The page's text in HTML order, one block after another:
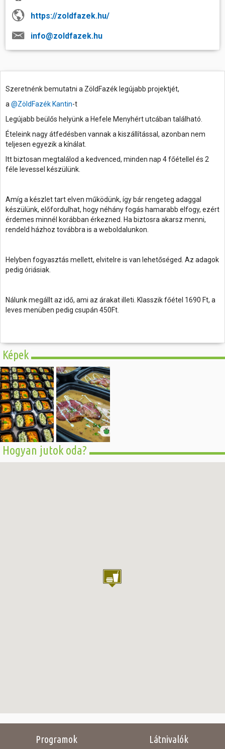
https://zoldfazek.hu/
info@zoldfazek.hu
Szeretnénk bemutatni a ZöldFazék legújabb projektjét,
a @ZöldFazék Kantin-t
Legújabb beülős helyünk a Hefele Menyhért utcában található.
Ételeink nagy átfedésben vannak a kiszállítással, azonban nem
teljesen egyezik a kínálat.
Itt biztosan megtalálod a kedvenced, minden nap 4 főétellel és 2
féle levessel készülünk.
Amíg a készlet tart elven működünk, így bár rengeteg adaggal
készülünk, előfordulhat, hogy néhány fogás hamarabb elfogy, ezért
érdemes minnél korábban érkezned. Ha biztosra akarsz menni,
rendeld házhoz továbbra is a weboldalunkon.
Helyben fogyasztás mellett, elvitelre is van lehetőséged. Az adagok
pedig óriásiak.
Nálunk megállt az idő, ami az árakat illeti. Klasszik főétel 1690 Ft, a
leves menüben pedig csupán 450Ft.
Képek
Hogyan jutok oda?
Programok Látnivalók